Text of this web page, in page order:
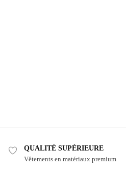
QUALITÉ SUPÉRIEURE
Vêtements en matériaux premium